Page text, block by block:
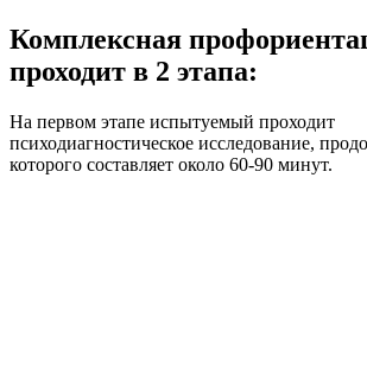
Комплексная
проходит в 2 этапа:
На первом этапе испытуемый проходит
психодиагностическое исследование,
которого составляет около 60-90 минут.